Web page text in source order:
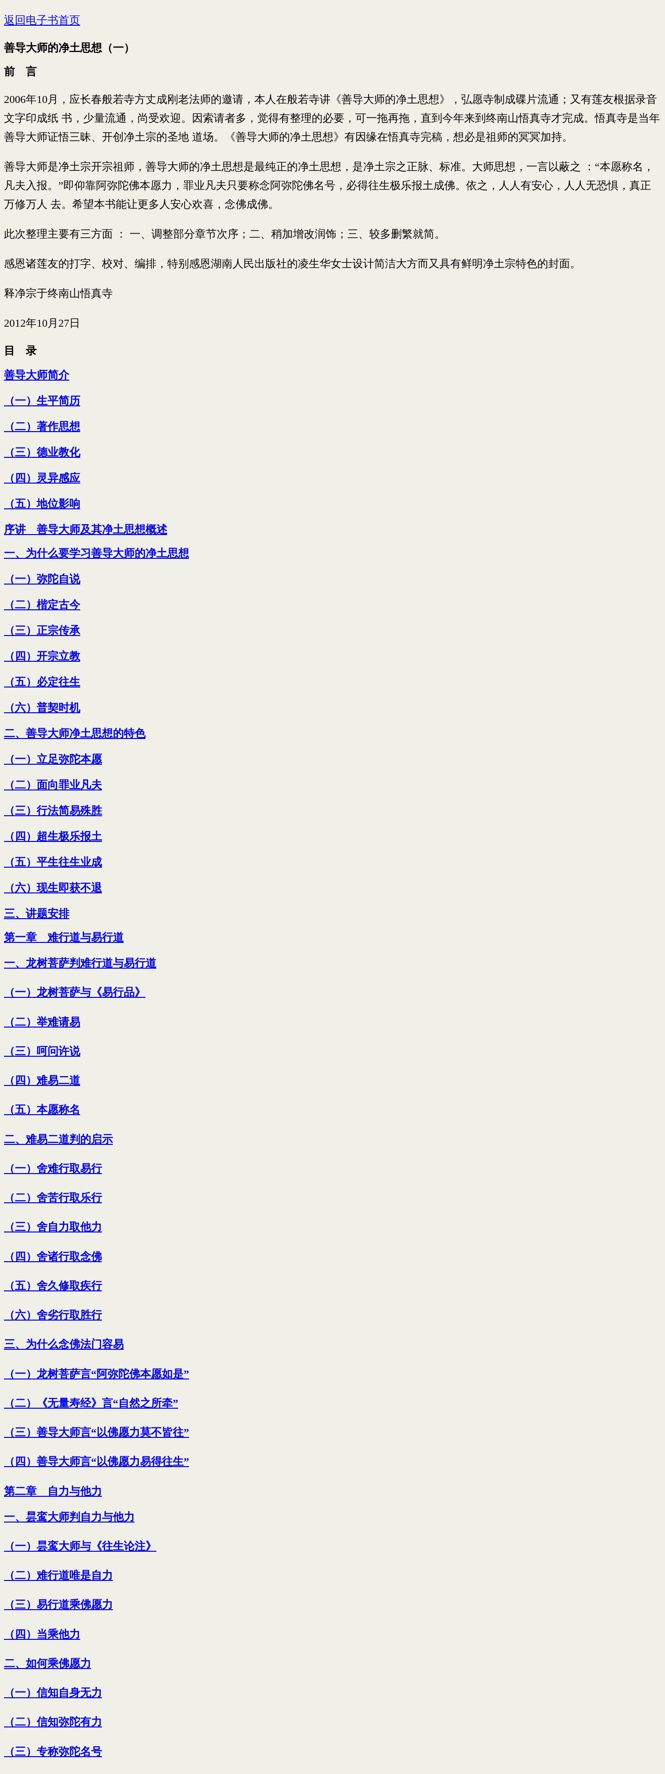
返回电子书首页
善导大师的净土思想（一）
前 言
2006年10月，应长春般若寺方丈成刚老法师的邀请，本人在般若寺讲《善导大师的净土思想》，弘愿寺制成碟片流通；又有莲友根据录音
文字印成纸 书，少量流通，尚受欢迎。因索请者多，觉得有整理的必要，可一拖再拖，直到今年来到终南山悟真寺才完成。悟真寺是当年
善导大师证悟三昧、开创净土宗的圣地 道场。《善导大师的净土思想》有因缘在悟真寺完稿，想必是祖师的冥冥加持。
善导大师是净土宗开宗祖师，善导大师的净土思想是最纯正的净土思想，是净土宗之正脉、标准。大师思想，一言以蔽之 ：“本愿称名，
凡夫入报。”即仰靠阿弥陀佛本愿力，罪业凡夫只要称念阿弥陀佛名号，必得往生极乐报土成佛。依之，人人有安心，人人无恐惧，真正
万修万人 去。希望本书能让更多人安心欢喜，念佛成佛。
此次整理主要有三方面 ： 一、调整部分章节次序；二、稍加增改润饰；三、较多删繁就简。
感恩诸莲友的打字、校对、编排，特别感恩湖南人民出版社的凌生华女士设计简洁大方而又具有鲜明净土宗特色的封面。
释净宗于终南山悟真寺
2012年10月27日
目 录
善导大师简介
（一）生平简历
（二）著作思想
（三）德业教化
（四）灵异感应
（五）地位影响
序讲 善导大师及其净土思想概述
一、为什么要学习善导大师的净土思想
（一）弥陀自说
（二）楷定古今
（三）正宗传承
（四）开宗立教
（五）必定往生
（六）普契时机
二、善导大师净土思想的特色
（一）立足弥陀本愿
（二）面向罪业凡夫
（三）行法简易殊胜
（四）超生极乐报土
（五）平生往生业成
（六）现生即获不退
三、讲题安排
第一章 难行道与易行道
一、龙树菩萨判难行道与易行道
（一）龙树菩萨与《易行品》
（二）举难请易
（三）呵问许说
（四）难易二道
（五）本愿称名
二、难易二道判的启示
（一）舍难行取易行
（二）舍苦行取乐行
（三）舍自力取他力
（四）舍诸行取念佛
（五）舍久修取疾行
（六）舍劣行取胜行
三、为什么念佛法门容易
（一）龙树菩萨言“阿弥陀佛本愿如是”
（二）《无量寿经》言“自然之所牵”
（三）善导大师言“以佛愿力莫不皆往”
（四）善导大师言“以佛愿力易得往生”
第二章 自力与他力
一、昙鸾大师判自力与他力
（一）昙鸾大师与《往生论注》
（二）难行道唯是自力
（三）易行道乘佛愿力
（四）当乘他力
二、如何乘佛愿力
（一）信知自身无力
（二）信知弥陀有力
（三）专称弥陀名号